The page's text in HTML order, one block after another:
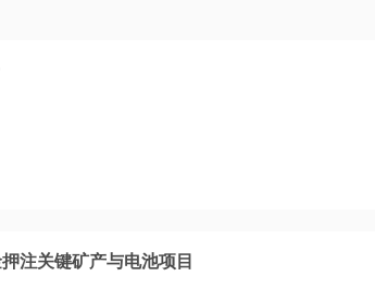
注关键矿产与电池项目